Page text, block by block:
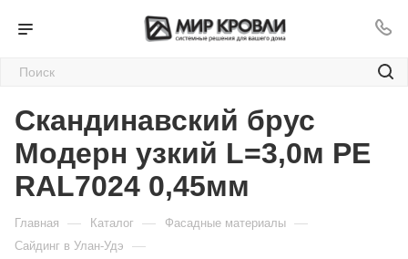
Скандинавский брус
Модерн узкий L=3,0м PE
RAL7024 0,45мм
Главная — Каталог — Фасадные материалы —
Сайдинг в Улан-Удэ —